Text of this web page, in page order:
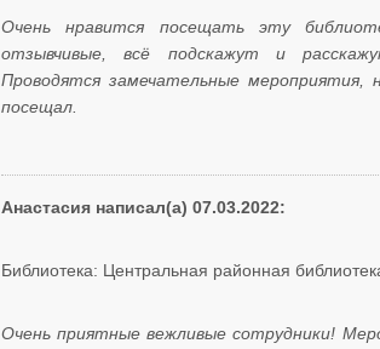
Очень нравится посещать эту
отзывчивые, всё подскажут и
Проводятся замечательные
посещал.
Анастасия написал(а) 07.03.2022:
Библиотека: Центральная районная
Очень приятные вежливые сотрудники!